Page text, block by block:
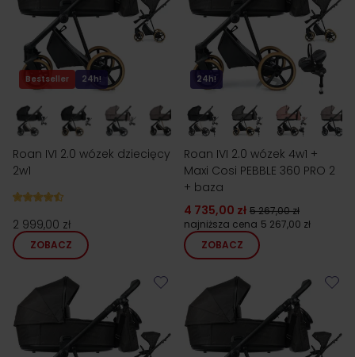
Bestseller 24h!
Roan IVI 2.0 wózek dziecięcy
2w1
2 999,00 zł
ZOBACZ
24h!
Roan IVI 2.0 wózek 4w1 +
Maxi Cosi PEBBLE 360 PRO 2
+ baza
4 735,00 zł 5 267,00 zł
najniższa cena 5 267,00 zł
ZOBACZ